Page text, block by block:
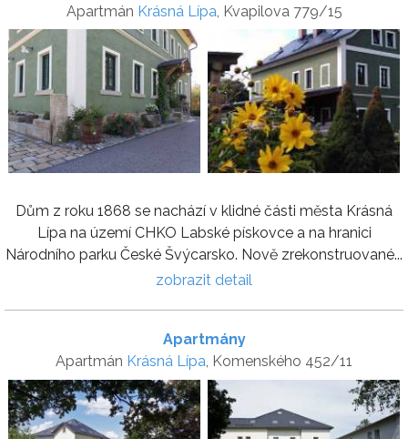
Apartmán Krásná Lípa, Kvapilova 779/15
Dům z roku 1868 se nachází v klidné části města Krásná
Lípa na území CHKO Labské pískovce a na hranici
Národního parku České Švýcarsko. Nově zrekonstruované...
zobrazit detail
Apartmány
Apartmán Krásná Lípa, Komenského 452/11